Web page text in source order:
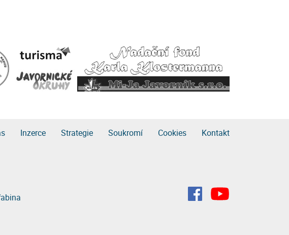
Inzerce Strategie Soukromí Cookies Kontakt